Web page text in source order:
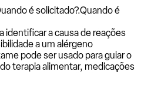
é solicitado?.Quando é
identificar a causa de reações
a um alérgeno
pode ser usado para guiar o
terapia alimentar, medicações